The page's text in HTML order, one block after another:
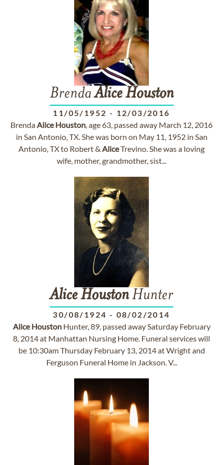
BrendaAlice Houston
11/05/1952 - 12/03/2016
BrendaAlice Houston, age 63, passed away March 12, 2016
in San Antonio, TX. She was born on May 11, 1952 in San
Antonio, TX to Robert & AliceTrevino. She was a loving
wife, mother, grandmother, sist...
AliceHoustonHunter
30/08/1924 - 08/02/2014
Alice HoustonHunter, 89, passed away Saturday February
8, 2014 at Manhattan Nursing Home. Funeral services will
be 10:30am Thursday February 13, 2014 at Wright and
Ferguson Funeral Home in Jackson. V...